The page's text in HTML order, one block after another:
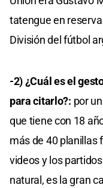
tatengue en
División del fútbol
-2) ¿Cuál es el
para citarlo?: por
que tiene con 18
más de 40 planillas
videos y los
natural, es la gran